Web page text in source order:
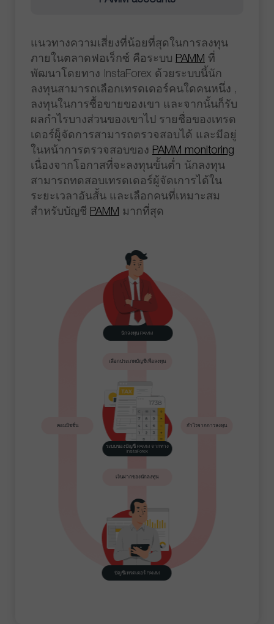
แนวทางความเสี่ยงที่น้อยที่สุดในการลงทุน
ภายในตลาดฟอเร็กซ์ คือระบบ PAMM ที่
พัฒนาโดยทาง InstaForex ด้วยระบบนี้นัก
ลงทุนสามารถเลือกเทรดเดอร์คนใดคนหนึ่ง ,
ลงทุนในการซื้อขายของเขา และจากนั้นก็รับ
ผลกำไรบางส่วนของเขาไป รายชื่อของเทรด
เดอร์ผู็จัดการสามารถตรวจสอบได้ และมีอยู่
ในหน้าการตรวจสอบของ PAMM monitoring
เนื่องจากโอกาสที่จะลงทุนขั้นต่ำ นักลงทุน
สามารถทดสอบเทรดเดอร์ผู้จัดเการได้ใน
ระยะเวลาอันสั้น และเลือกคนที่เหมาะสม
สำหรับบัญชี PAMM มากที่สุด
นักลงทุน PAMM
ระบบของบัญชี PAMM จากทาง
InstaForex
บัญชีเทรดเดอร์ PAMM
กำไรจากการลงทุน
เลือกประเภทบัญชีเพื่อลงทุน
เงินฝากของนักลงทุน
คอมมิชชั่น